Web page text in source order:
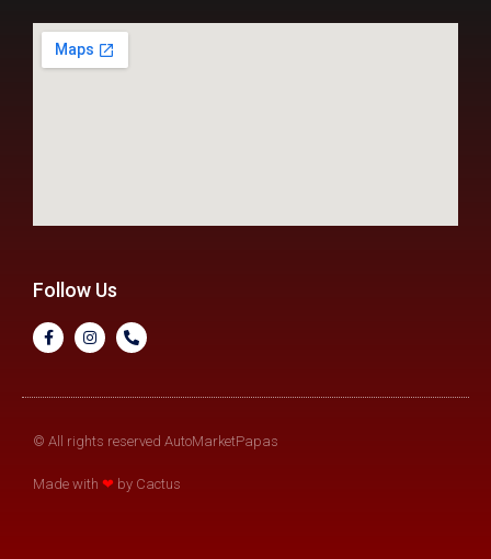
Follow Us
© All rights reserved AutoMarketPapas
Made with ❤ by Cactus​​